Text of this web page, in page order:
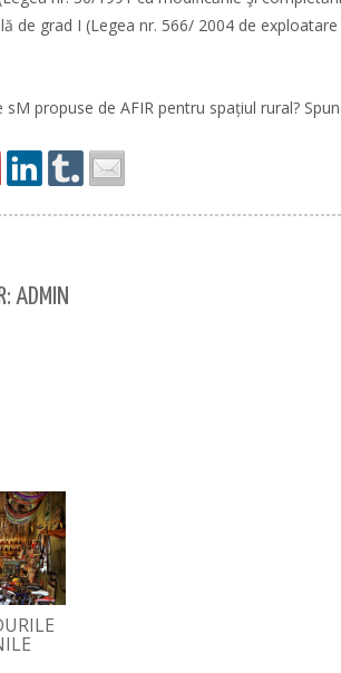
de grad I (Legea nr. 566/ 2004 de
sM propuse de AFIR pentru spațiul rural?
ADMIN